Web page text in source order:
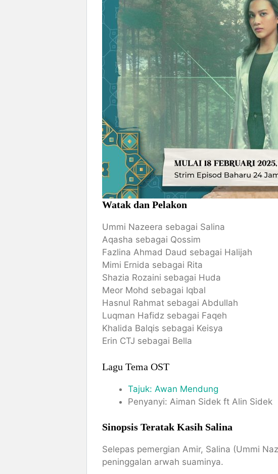
Watak dan Pelakon
Ummi Nazeera sebagai Salina
Aqasha sebagai Qossim
Fazlina Ahmad Daud sebagai Halijah
Mimi Ernida sebagai Rita
Shazia Rozaini sebagai Huda
Meor Mohd sebagai Iqbal
Hasnul Rahmat sebagai Abdullah
Luqman Hafidz sebagai Faqeh
Khalida Balqis sebagai Keisya
Erin CTJ sebagai Bella
Lagu Tema OST
Tajuk: Awan Mendung
Penyanyi: Aiman Sidek ft Alin Sidek
Sinopsis Teratak Kasih Salina
Selepas pemergian Amir, Salina (Ummi
peninggalan arwah suaminya.